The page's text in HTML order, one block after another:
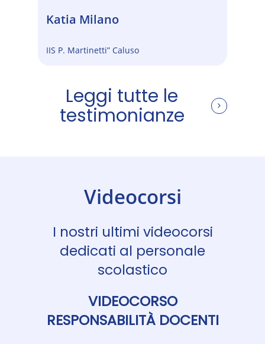
Katia Milano
IIS P. Martinetti” Caluso
Leggi tutte le
testimonianze
Videocorsi
I nostri ultimi videocorsi
dedicati al personale
scolastico
VIDEOCORSO
RESPONSABILITÀ DOCENTI